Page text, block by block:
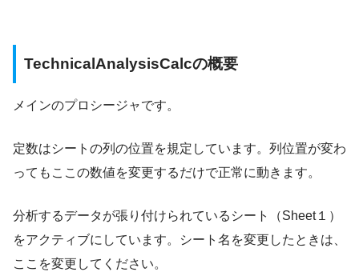
TechnicalAnalysisCalcの概要
メインのプロシージャです。
定数はシートの列の位置を規定しています。列位置が変わ
ってもここの数値を変更するだけで正常に動きます。
分析するデータが張り付けられているシート（Sheet１）
をアクティブにしています。シート名を変更したときは、
ここを変更してください。